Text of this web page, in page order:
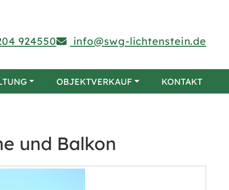
924550 info@swg-lichtenstein.de
OBJEKTVERKAUF KONTAKT
und Balkon